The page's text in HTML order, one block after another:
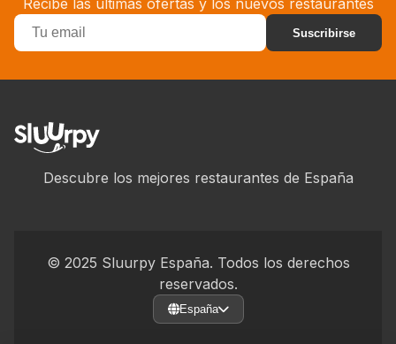
Recibe las últimas ofertas y los nuevos restaurantes
Suscribirse
Descubre los mejores restaurantes de España
© 2025 Sluurpy España. Todos los derechos
reservados.
España